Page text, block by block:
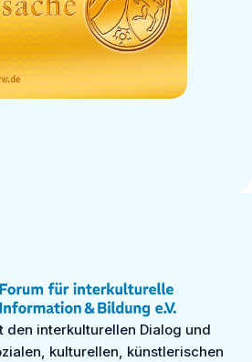
den interkulturellen Dialog und
kulturellen, künstlerischen